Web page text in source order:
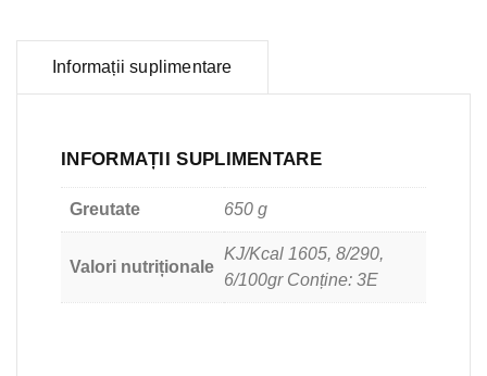
Informații suplimentare
INFORMAȚII SUPLIMENTARE
Greutate 650 g
Valori nutriționale
KJ/Kcal 1605, 8/290,
6/100gr Conține: 3E